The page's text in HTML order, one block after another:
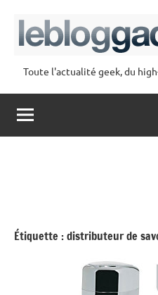
contenu
lebloggadget
Toute l'actualité geek, du
Étiquette :distributeur de